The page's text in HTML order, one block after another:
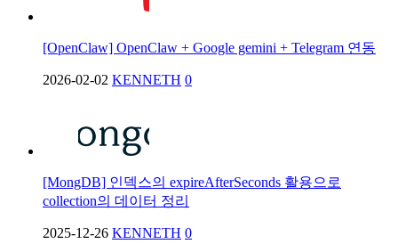
[OpenClaw] OpenClaw + Google gemini + Telegram 연동
2026-02-02 KENNETH 0
[MongDB] 인덱스의 expireAfterSeconds 활용으로
collection의 데이터 정리
2025-12-26 KENNETH 0